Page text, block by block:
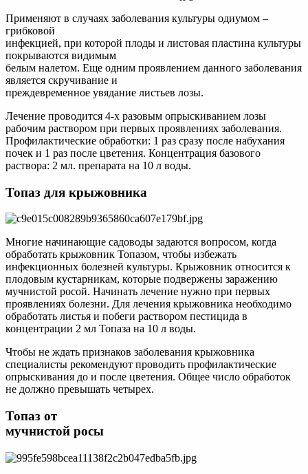
Применяют в случаях заболевания культуры одиумом –
грибковой
инфекцией, при которой плоды и листовая пластина культуры
покрываются видимым
белым налетом. Еще одним проявлением данного заболевания
является скручивание и
преждевременное увядание листьев лозы.
Лечение проводится 4-х разовым опрыскиванием лозы
рабочим раствором при первых проявлениях заболевания.
Профилактические обработки: 1 раз сразу после набухания
почек и 1 раз после цветения. Концентрация базового
раствора: 2 мл. препарата на 10 л воды.
Топаз для крыжовника
Многие начинающие садоводы задаются вопросом, когда
обработать крыжовник Топазом, чтобы избежать
инфекционных болезней культуры. Крыжовник относится к
плодовым кустарникам, которые подвержены заражению
мучнистой росой. Начинать лечение нужно при первых
проявлениях болезни. Для лечения крыжовника необходимо
обработать листья и побеги раствором пестицида в
концентрации 2 мл Топаза на 10 л воды.
Чтобы не ждать признаков заболевания крыжовника
специалисты рекомендуют проводить профилактические
опрыскивания до и после цветения. Общее число обработок
не должно превышать четырех.
Топаз от
мучнистой росы